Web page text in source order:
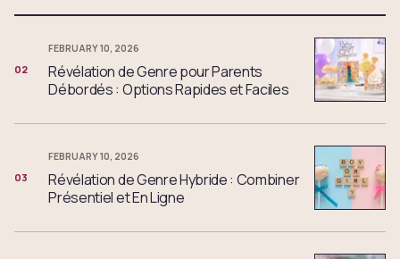
02
FEBRUARY 10, 2026
Révélation de Genre pour Parents
Débordés : Options Rapides et Faciles
03
FEBRUARY 10, 2026
Révélation de Genre Hybride : Combiner
Présentiel et En Ligne